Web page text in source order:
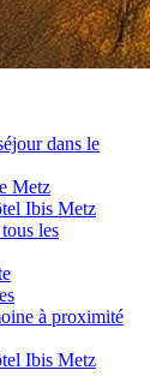
dans le
Metz
Ibis Metz
les
à proximité
Ibis Metz